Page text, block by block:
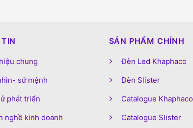
chung
sứ mệnh
phát triển
nghề kinh doanh
SẢN PHẨM CHÍNH
Đèn Led Khaphaco
Đèn Slister
Catalogue Khaphaco
Catalogue Slister